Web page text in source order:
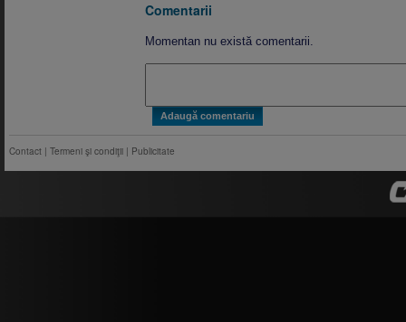
Comentarii
Momentan nu există comentarii.
Contact | Termeni şi condiţii | Publicitate